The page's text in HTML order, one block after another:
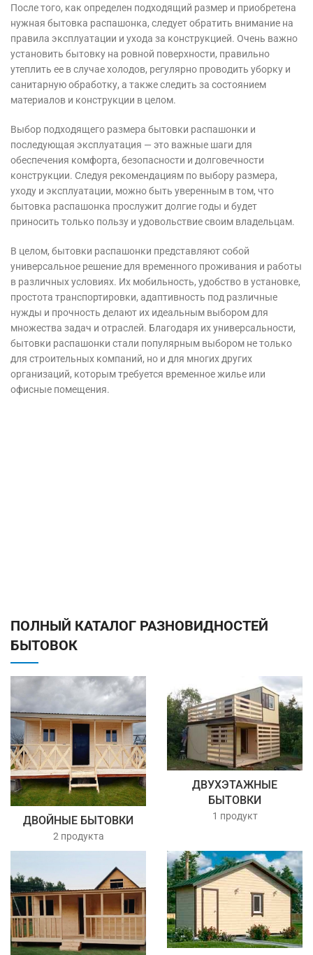
После того, как определен подходящий размер и приобретена
нужная бытовка распашонка, следует обратить внимание на
правила эксплуатации и ухода за конструкцией. Очень важно
установить бытовку на ровной поверхности, правильно
утеплить ее в случае холодов, регулярно проводить уборку и
санитарную обработку, а также следить за состоянием
материалов и конструкции в целом.
Выбор подходящего размера бытовки распашонки и
последующая эксплуатация — это важные шаги для
обеспечения комфорта, безопасности и долговечности
конструкции. Следуя рекомендациям по выбору размера,
уходу и эксплуатации, можно быть уверенным в том, что
бытовка распашонка прослужит долгие годы и будет
приносить только пользу и удовольствие своим владельцам.
В целом, бытовки распашонки представляют собой
универсальное решение для временного проживания и работы
в различных условиях. Их мобильность, удобство в установке,
простота транспортировки, адаптивность под различные
нужды и прочность делают их идеальным выбором для
множества задач и отраслей. Благодаря их универсальности,
бытовки распашонки стали популярным выбором не только
для строительных компаний, но и для многих других
организаций, которым требуется временное жилье или
офисные помещения.
ПОЛНЫЙ КАТАЛОГ РАЗНОВИДНОСТЕЙ
БЫТОВОК
ДВОЙНЫЕ БЫТОВКИ
2 продукта
ДВУХЭТАЖНЫЕ
БЫТОВКИ
1 продукт